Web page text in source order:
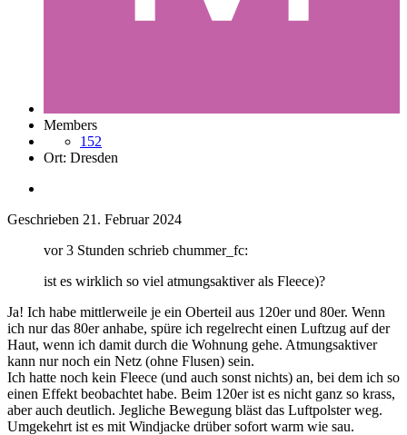
Members
152
Ort: Dresden
Geschrieben 21. Februar 2024
vor 3 Stunden schrieb chummer_fc:
ist es wirklich so viel atmungsaktiver als Fleece)?
Ja! Ich habe mittlerweile je ein Oberteil aus 120er und 80er. Wenn
ich nur das 80er anhabe, spüre ich regelrecht einen Luftzug auf der
Haut, wenn ich damit durch die Wohnung gehe. Atmungsaktiver
kann nur noch ein Netz (ohne Flusen) sein.
Ich hatte noch kein Fleece (und auch sonst nichts) an, bei dem ich so
einen Effekt beobachtet habe. Beim 120er ist es nicht ganz so krass,
aber auch deutlich. Jegliche Bewegung bläst das Luftpolster weg.
Umgekehrt ist es mit Windjacke drüber sofort warm wie sau.